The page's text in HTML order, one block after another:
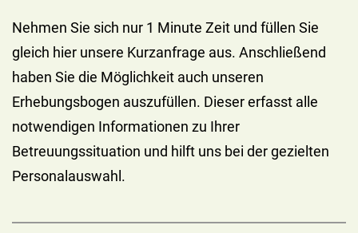
Nehmen Sie sich nur 1 Minute Zeit und füllen Sie
gleich hier unsere Kurzanfrage aus. Anschließend
haben Sie die Möglichkeit auch unseren
Erhebungsbogen auszufüllen. Dieser erfasst alle
notwendigen Informationen zu Ihrer
Betreuungssituation und hilft uns bei der gezielten
Personalauswahl.